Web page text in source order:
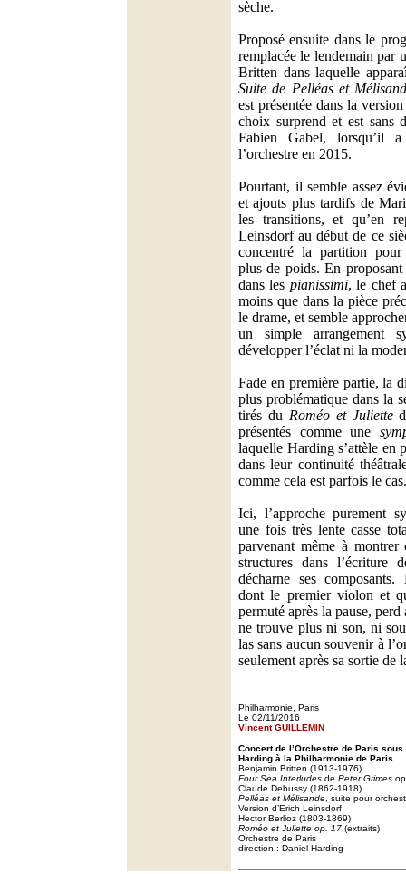
sèche.
Proposé ensuite dans le
remplacée le lendemain par
Britten dans laquelle
Suite de Pelléas et
est présentée dans la
choix surprend et est sans
Fabien Gabel, lorsqu’il
l’orchestre en 2015.
Pourtant, il semble assez
et ajouts plus tardifs de
les transitions, et qu’en
Leinsdorf au début de ce
concentré la partition
plus de poids. En proposant
dans les pianissimi, le chef
moins que dans la pièce
le drame, et semble
un simple arrangement
développer l’éclat ni la
Fade en première partie, la
plus problématique dans la
tirés du Roméo et Juliette
présentés comme une
laquelle Harding s’attèle en
dans leur continuité
comme cela est parfois le cas.
Ici, l’approche purement
une fois très lente casse
parvenant même à montrer
structures dans
décharne ses composants.
dont le premier violon et
permuté après la pause,
ne trouve plus ni son, ni
las sans aucun souvenir à
seulement après sa sortie de
Philharmonie, Paris
Le 02/11/2016
Vincent GUILLEMIN
Concert de l’Orchestre de Paris
Harding à la Philharmonie de Paris.
Benjamin Britten (1913-1976)
Four Sea Interludes de Peter Grimes
Claude Debussy (1862-1918)
Pelléas et Mélisande , suite pour
Version d’Erich Leinsdorf
Hector Berlioz (1803-1869)
Roméo et Juliette op. 17 (extraits)
Orchestre de Paris
direction : Daniel Harding